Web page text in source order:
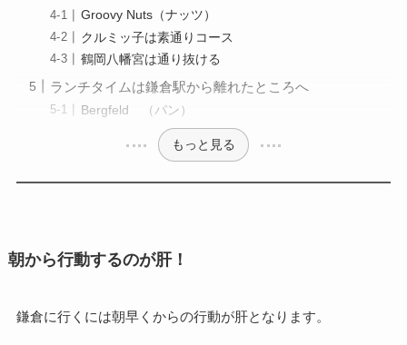
Groovy Nuts（ナッツ）
クルミッ子は素通りコース
鶴岡八幡宮は通り抜ける
ランチタイムは鎌倉駅から離れたところへ
Bergfeld （パン）
もっと見る
朝から行動するのが肝！
鎌倉に行くには朝早くからの行動が肝となります。